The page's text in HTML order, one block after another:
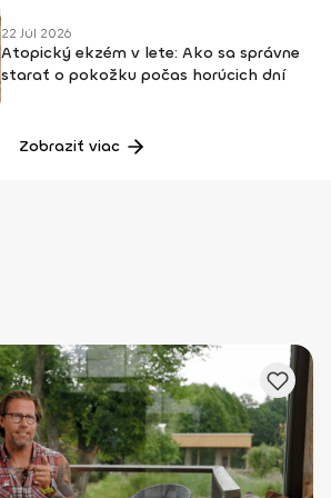
22 Júl 2026
Atopický ekzém v lete: Ako sa správne
starať o pokožku počas horúcich dní
Zobraziť viac